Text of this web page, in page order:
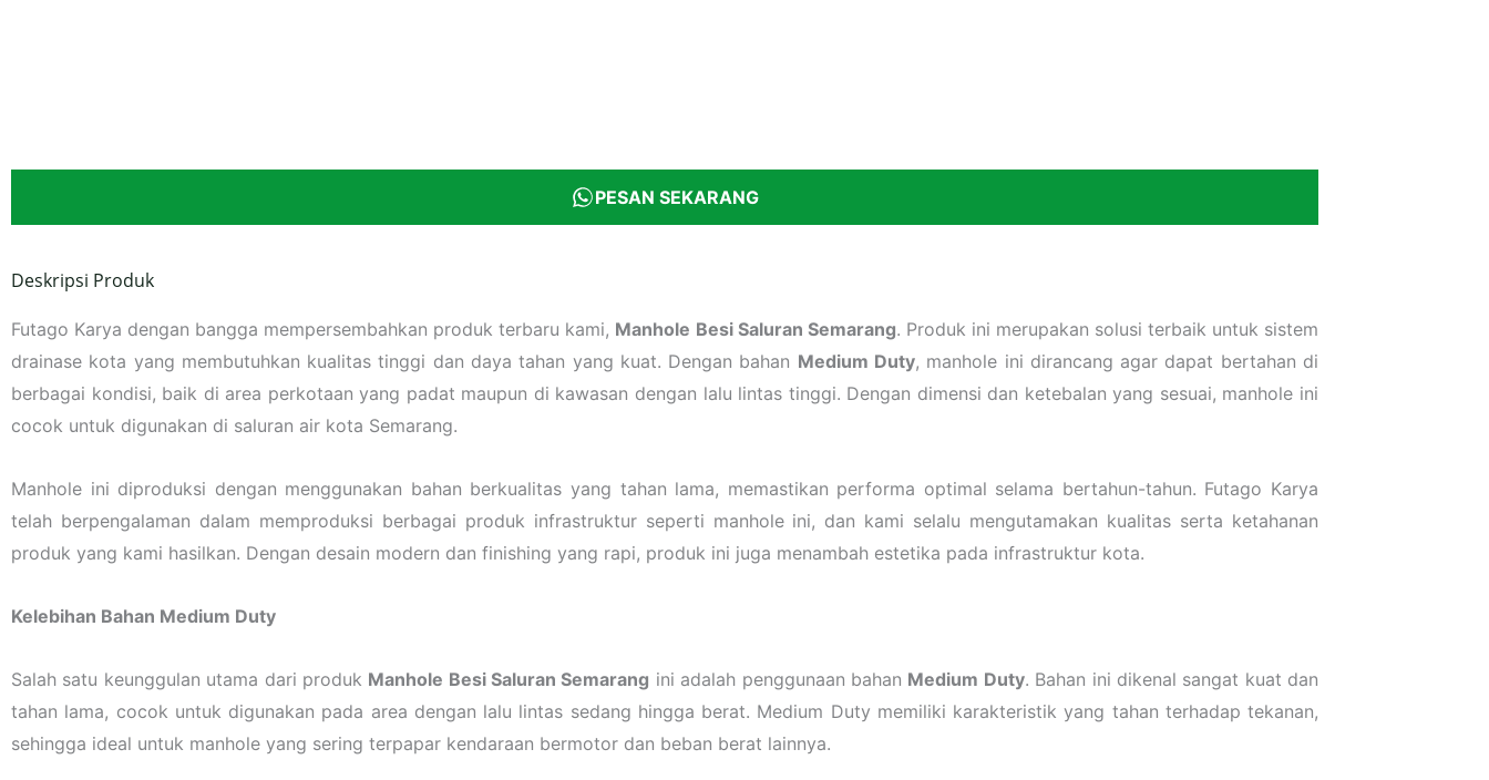
PESAN SEKARANG
Deskripsi Produk
Futago Karya dengan bangga mempersembahkan produk terbaru kami, Manhole Besi Saluran Semarang. Produk ini merupakan solusi terbaik untuk sistem
drainase kota yang membutuhkan kualitas tinggi dan daya tahan yang kuat. Dengan bahan Medium Duty, manhole ini dirancang agar dapat bertahan di
berbagai kondisi, baik di area perkotaan yang padat maupun di kawasan dengan lalu lintas tinggi. Dengan dimensi dan ketebalan yang sesuai, manhole ini
cocok untuk digunakan di saluran air kota Semarang.
Manhole ini diproduksi dengan menggunakan bahan berkualitas yang tahan lama, memastikan performa optimal selama bertahun-tahun. Futago Karya
telah berpengalaman dalam memproduksi berbagai produk infrastruktur seperti manhole ini, dan kami selalu mengutamakan kualitas serta ketahanan
produk yang kami hasilkan. Dengan desain modern dan finishing yang rapi, produk ini juga menambah estetika pada infrastruktur kota.
Kelebihan Bahan Medium Duty
Salah satu keunggulan utama dari produk Manhole Besi Saluran Semarang ini adalah penggunaan bahan Medium Duty. Bahan ini dikenal sangat kuat dan
tahan lama, cocok untuk digunakan pada area dengan lalu lintas sedang hingga berat. Medium Duty memiliki karakteristik yang tahan terhadap tekanan,
sehingga ideal untuk manhole yang sering terpapar kendaraan bermotor dan beban berat lainnya.